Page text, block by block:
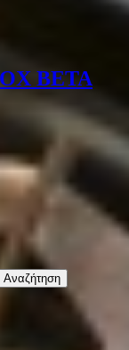
BETA
Αναζήτηση